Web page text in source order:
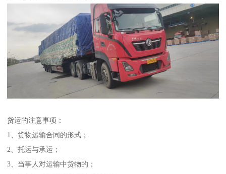
货运的注意事项：
1、货物运输合同的形式；
2、托运与承运；
3、当事人对运输中货物的；